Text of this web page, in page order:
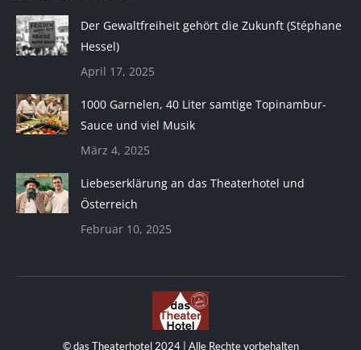
Der Gewaltfreiheit gehört die Zukunft (Stéphane
Hessel)
April 17, 2025
1000 Garnelen, 40 Liter samtige Topinambur-
Sauce und viel Musik
März 4, 2025
Liebeserklärung an das Theaterhotel und
Österreich
Februar 10, 2025
© das Theaterhotel 2024 | Alle Rechte vorbehalten